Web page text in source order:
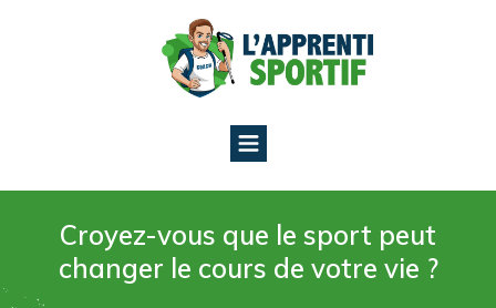
Croyez-vous que le sport peut
changer le cours de votre vie ?
Vous êtes libre de recevoir
exercices de sport
TÉLÉCHARGER